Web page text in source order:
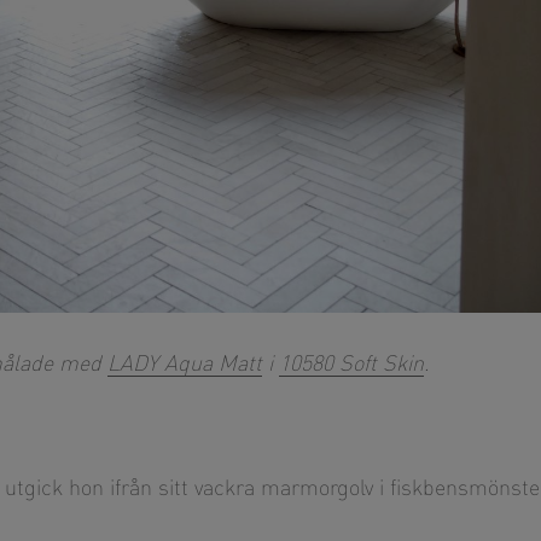
med LADY Aqua Matti 10580 Soft Skin.
hon ifrån sitt vackra marmorgolv i